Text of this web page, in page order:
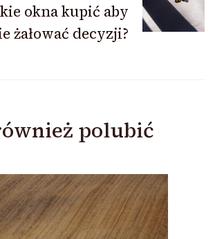
okna kupić aby
żałować decyzji?
polubić